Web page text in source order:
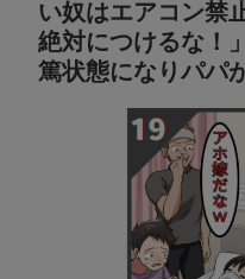
い奴はエアコン禁
絶対につけるな！
篤状態になりパパ